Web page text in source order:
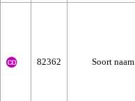
82362 Soort naam